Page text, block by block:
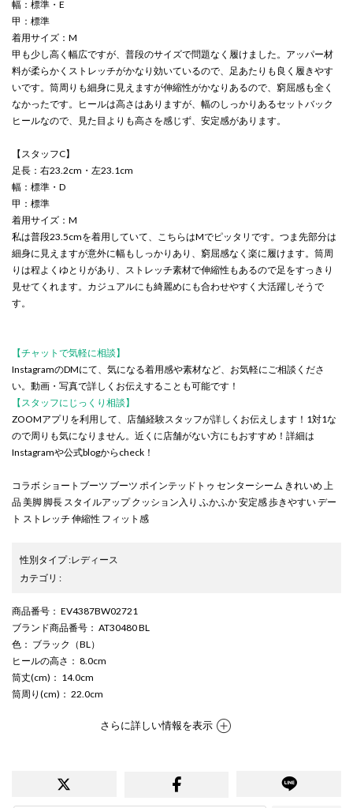
幅：標準・E
甲：標準
着用サイズ：M
甲も少し高く幅広ですが、普段のサイズで問題なく履けました。アッパー材
料が柔らかくストレッチがかなり効いているので、足あたりも良く履きやす
いです。筒周りも細身に見えますが伸縮性がかなりあるので、窮屈感も全く
なかったです。ヒールは高さはありますが、幅のしっかりあるセットバック
ヒールなので、見た目よりも高さを感じず、安定感があります。
【スタッフC】
足長：右23.2cm・左23.1cm
幅：標準・D
甲：標準
着用サイズ：M
私は普段23.5cmを着用していて、こちらはMでピッタリです。つま先部分は
細身に見えますが意外に幅もしっかりあり、窮屈感なく楽に履けます。筒周
りは程よくゆとりがあり、ストレッチ素材で伸縮性もあるので足をすっきり
見せてくれます。カジュアルにも綺麗めにも合わせやすく大活躍しそうで
す。
【チャットで気軽に相談】
InstagramのDMにて、気になる着用感や素材など、お気軽にご相談くださ
い。動画・写真で詳しくお伝えすることも可能です！
【スタッフにじっくり相談】
ZOOMアプリを利用して、店舗経験スタッフが詳しくお伝えします！1対1な
ので周りも気になりません。近くに店舗がない方にもおすすめ！詳細は
Instagramや公式blogからcheck！
コラボ ショートブーツ ブーツ ポインテッドトゥ センターシーム きれいめ 上
品 美脚 脚長 スタイルアップ クッション入り ふかふか 安定感 歩きやすい デー
ト ストレッチ 伸縮性 フィット感
性別タイプ:レディース
カテゴリ :
商品番号 ： EV4387BW02721
ブランド商品番号 ： AT30480 BL
色 ： ブラック（BL）
ヒールの高さ ： 8.0cm
筒丈(cm) ： 14.0cm
筒周り(cm) ： 22.0cm
さらに詳しい情報を表示